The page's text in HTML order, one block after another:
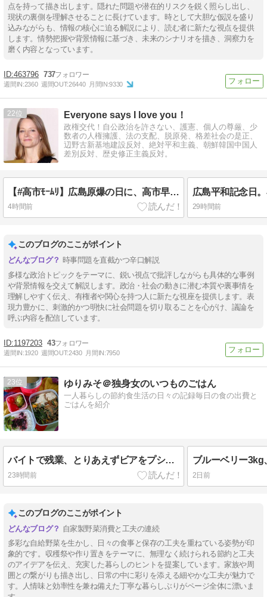
点を持って描き出します。隠れた問題や潜在的リスクを鋭く照らし出し、
現状の裏側を理解させることに長けています。時として大胆な仮説を盛り
込みながらも、情報の核心に迫る解説により、読む者に新たな視点を提供
します。情勢把握や背景情報に基づき、未来のシナリオを描き、洞察力を
磨く内容となっています。
463796 737
週間IN:2360 週間OUT:26440 月間IN:9330
22 Everyone says I love you！
政権交代！自公政治を許さない、護憲、個人の尊厳、少
数者の人権擁護、法の支配、脱原発、格差社会の是正、
辺野古新基地建設反対、絶対平和主義、朝鮮韓国中国人
差別反対、歴史修正主義反対。
【#高市ﾓｰﾑﾘ】広島原爆の日に、高市早苗首相は被爆者の方々からの要望を無視し、非核三原則を将来も堅持するとは決して言わなかった。
4時間前 29時間前
このブログのここがポイント
時事問題を直截かつ辛口解説
多様な政治トピックをテーマに、鋭い視点で批評しながらも具体的な事例
や背景情報を交えて解説します。政治・社会の動きに潜む本質や裏事情を
理解しやすく伝え、有権者や関心を持つ人に新たな視座を提供します。表
現力豊かに、刺激的かつ明快に社会問題を切り取ることを心がけ、議論を
呼ぶ内容を配信しています。
1197203 43
週間IN:1920 週間OUT:2430 月間IN:7950
23 ゆりみそ＠独身女のいつものごはん
一人暮らしの節約食生活の日々の記録毎日の食の出費と
ごはんを紹介
バイトで残業、とりあえずビアをプシッ。
23時間前
ブルーベリー3kg
2日前
このブログのここがポイント
自家製野菜消費と工夫の連続
多彩な自給野菜を生かし、日々の食事と保存の工夫を重ねている姿勢が印
象的です。収穫祭や作り置きをテーマに、無理なく続けられる節約と工夫
のアイデアを伝え、充実した暮らしのヒントを提案しています。家族や周
囲との繋がりも描き出し、日常の中に彩りを添える細やかな工夫が魅力で
す。人情味と効率性を兼ね備えた丁寧な暮らしぶりがページ全体に漂いま